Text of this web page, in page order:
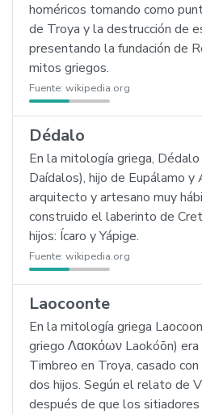
homéricos tomando como
de Troya y la destrucción de
presentando la fundación de
mitos griegos.
Fuente: wikipedia.org
Dédalo
En la mitología griega,
Daídalos), hijo de Eupálamo y
arquitecto y artesano muy
construido el laberinto de
hijos: Ícaro y Yápige.
Fuente: wikipedia.org
Laocoonte
En la mitología griega
griego Λαοκόων Laokóōn)
Timbreo en Troya, casado
dos hijos. Según el relato de
después de que los sitiadores